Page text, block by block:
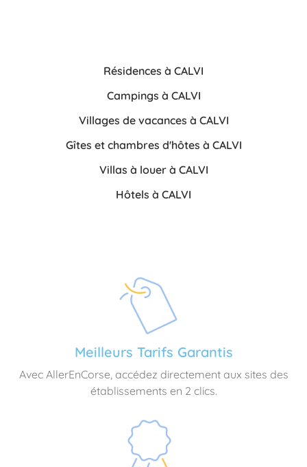
Résidences à CALVI
Campings à CALVI
Villages de vacances à CALVI
Gîtes et chambres d'hôtes à CALVI
Villas à louer à CALVI
Hôtels à CALVI
Meilleurs Tarifs Garantis
Avec AllerEnCorse, accédez directement aux sites des
établissements en 2 clics.